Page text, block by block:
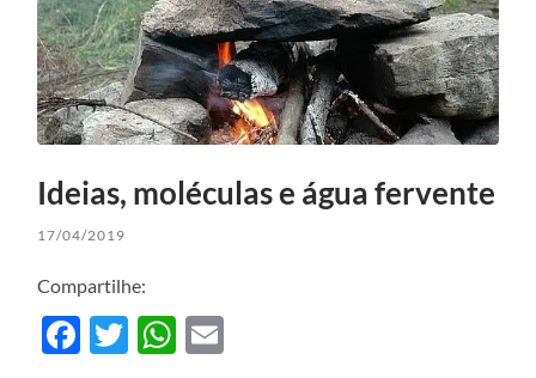
Ideias, moléculas e água fervente
17/04/2019
Compartilhe:
Facebook
TwitterWhatsApp